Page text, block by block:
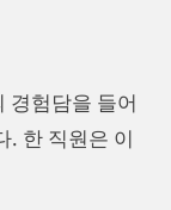
경험담을 들어
. 한 직원은 이